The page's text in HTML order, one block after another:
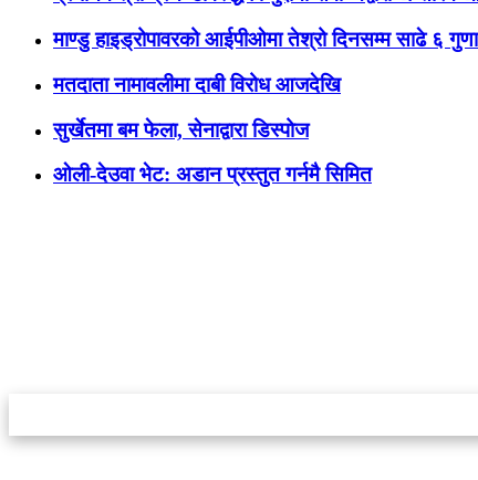
माण्डु हाइड्रोपावरको आईपीओमा तेश्रो दिनसम्म साढे ६
मतदाता नामावलीमा दाबी विरोध आजदेखि
सुर्खेतमा बम फेला, सेनाद्वारा डिस्पोज
ओली-देउवा भेट: अडान प्रस्तुत गर्नमै सिमित